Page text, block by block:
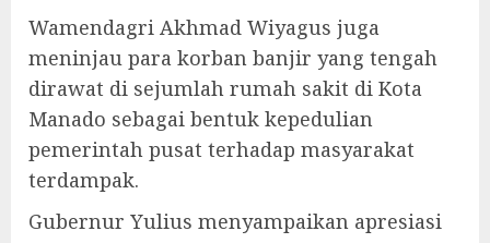
Wamendagri Akhmad Wiyagus juga
meninjau para korban banjir yang tengah
dirawat di sejumlah rumah sakit di Kota
Manado sebagai bentuk kepedulian
pemerintah pusat terhadap masyarakat
terdampak.
Gubernur Yulius menyampaikan apresiasi